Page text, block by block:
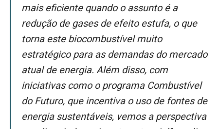
mais eficiente quando o assunto é a
redução de gases de efeito estufa, o que
torna este biocombustível muito
estratégico para as demandas do mercado
atual de energia. Além disso, com
iniciativas como o programa Combustível
do Futuro, que incentiva o uso de fontes de
energia sustentáveis, vemos a perspectiva